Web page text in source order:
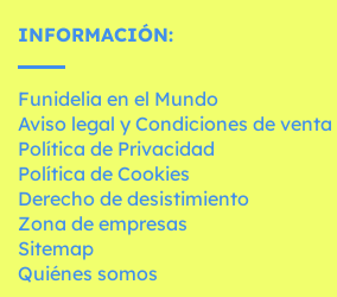
INFORMACIÓN:
Funidelia en el Mundo
Aviso legal y Condiciones de venta
Política de Privacidad
Política de Cookies
Derecho de desistimiento
Zona de empresas
Sitemap
Quiénes somos